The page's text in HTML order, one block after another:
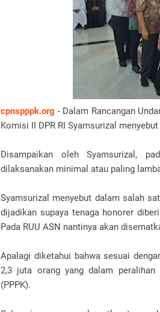
cpnspppk.org - Dalam Rancangan
Komisi II DPR RI Syamsurizal
Disampaikan oleh Syamsurizal,
dilaksanakan minimal atau paling
Syamsurizal menyebut dalam salah
dijadikan supaya tenaga honorer
Pada RUU ASN nantinya akan
Apalagi diketahui bahwa sesuai
2,3 juta orang yang dalam peralihan
(PPPK).